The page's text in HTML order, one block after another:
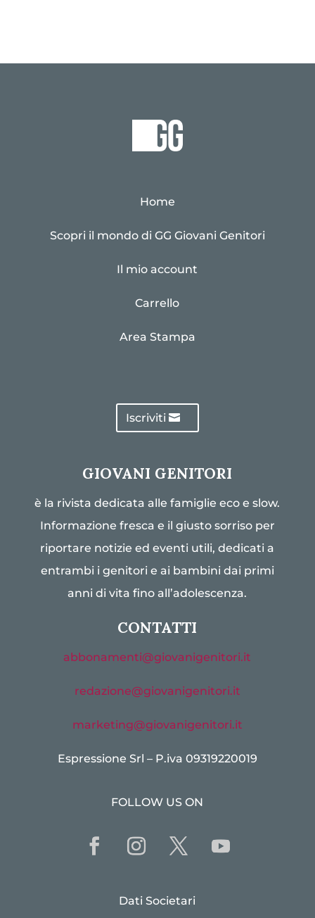
Home
Scopri il mondo di GG Giovani Genitori
Il mio account
Carrello
Area Stampa
Iscriviti
GIOVANI GENITORI
è la rivista dedicata alle famiglie eco e slow.
Informazione fresca e il giusto sorriso per
riportare notizie ed eventi utili, dedicati a
entrambi i genitori e ai bambini dai primi
anni di vita fino all’adolescenza.
CONTATTI
abbonamenti@giovanigenitori.it
redazione@giovanigenitori.it
marketing@giovanigenitori.it
Espressione Srl – P.iva 09319220019
FOLLOW US ON
Dati Societari